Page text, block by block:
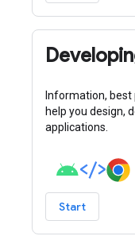
Information,
help you design,
applications.
Start